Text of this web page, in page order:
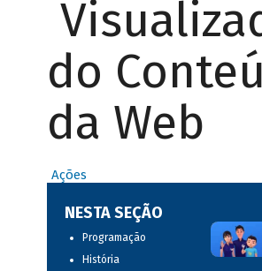
do
da Web
Ações
NESTA SEÇÃO
Programação
História